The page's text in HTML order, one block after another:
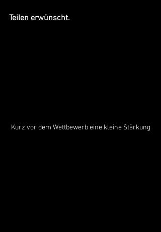
Teilen erwünscht.
Kurz vor dem Wettbewerb eine kleine Stärkung